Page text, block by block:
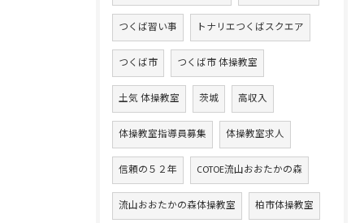
つくば習い事 トナリエつくばスクエア
つくば市 つくば市 体操教室
土気 体操教室 茨城 高収入
体操教室指導員募集 体操教室求人
信頼の５２年 COTOE流山おおたかの森
流山おおたかの森体操教室 柏市体操教室